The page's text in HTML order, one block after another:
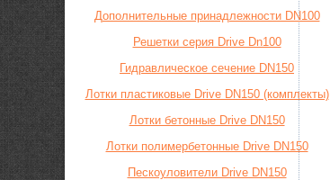
Дополнительные принадлежности DN100
Решетки серия Drive Dn100
Гидравлическое сечение DN150
Лотки пластиковые Drive DN150 (комплекты)
Лотки бетонные Drive DN150
Лотки полимербетонные Drive DN150
Пескоуловители Drive DN150